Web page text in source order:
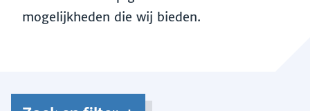
mogelijkheden die wij bieden.